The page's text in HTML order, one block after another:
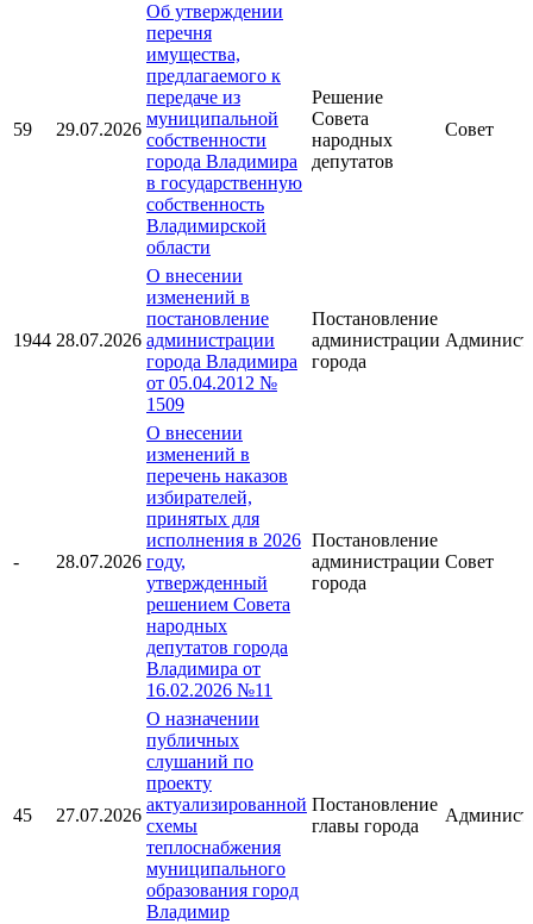
59 29.07.2026
Об утверждении
перечня
имущества,
предлагаемого к
передаче из
муниципальной
собственности
города Владимира
в государственную
собственность
Владимирской
области
Решение
Совета
народных
депутатов
Совет
1944 28.07.2026
О внесении
изменений в
постановление
администрации
города Владимира
от 05.04.2012 №
1509
Постановление
администрации
города
- 28.07.2026
О внесении
изменений в
перечень наказов
избирателей,
принятых для
исполнения в 2026
году,
утвержденный
решением Совета
народных
депутатов города
Владимира от
16.02.2026 №11
Постановление
администрации
города
Совет
45 27.07.2026
О назначении
публичных
слушаний по
проекту
актуализированной
схемы
теплоснабжения
муниципального
образования город
Владимир
Постановление
главы города